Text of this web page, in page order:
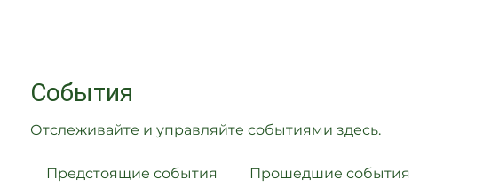
События
Отслеживайте и управляйте событиями здесь.
Предстоящие события Прошедшие события